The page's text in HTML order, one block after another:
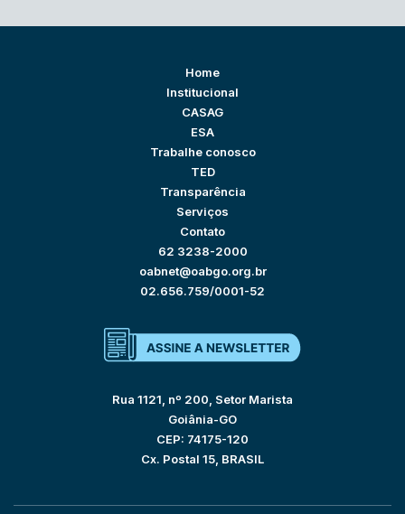
Home
Institucional
CASAG
ESA
Trabalhe conosco
TED
Transparência
Serviços
Contato
62 3238-2000
oabnet@oabgo.org.br
02.656.759/0001-52
Rua 1121, nº 200, Setor Marista
Goiânia-GO
CEP: 74175-120
Cx. Postal 15, BRASIL